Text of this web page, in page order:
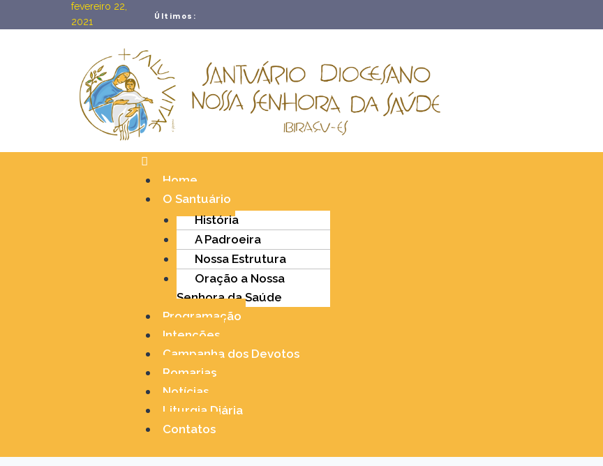
fevereiro 22,
2021
Últimos:
Home
O Santuário
História
A Padroeira
Nossa Estrutura
Oração a Nossa
Senhora da Saúde
Programação
Intenções
Campanha dos Devotos
Romarias
Notícias
Liturgia Diária
Contatos